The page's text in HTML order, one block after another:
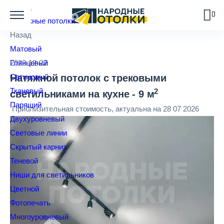
Натяжные потолки
Назад
Матовый
Глянцевый
Сатиновый
Тканевый
Парящий
Двухуровневый
Световые линии
Скрытый карниз
Теневой
Ниши для светильников
Цветной
Фотопечать
Многоуровневый
2023-12-22
Натяжной потолок с трековыми
светильниками на кухне - 9 м2
Приблизительная стоимость, актуальна на 28 07 2026